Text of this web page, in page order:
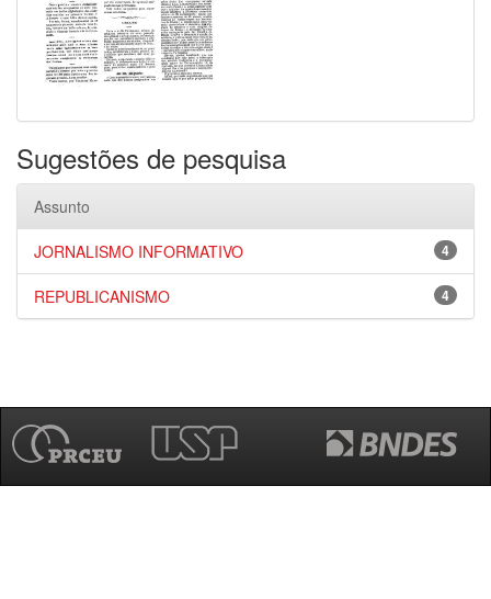
Sugestões de pesquisa
Assunto
4
JORNALISMO INFORMATIVO
4
REPUBLICANISMO